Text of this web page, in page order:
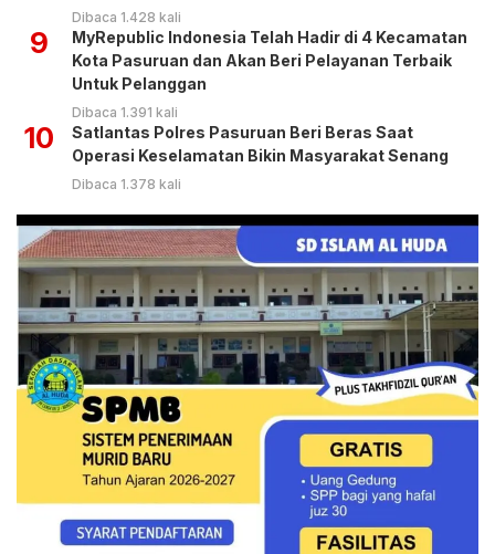
Dibaca 1.428 kali
9
MyRepublic Indonesia Telah Hadir di 4 Kecamatan
Kota Pasuruan dan Akan Beri Pelayanan Terbaik
Untuk Pelanggan
Dibaca 1.391 kali
10
Satlantas Polres Pasuruan Beri Beras Saat
Operasi Keselamatan Bikin Masyarakat Senang
Dibaca 1.378 kali